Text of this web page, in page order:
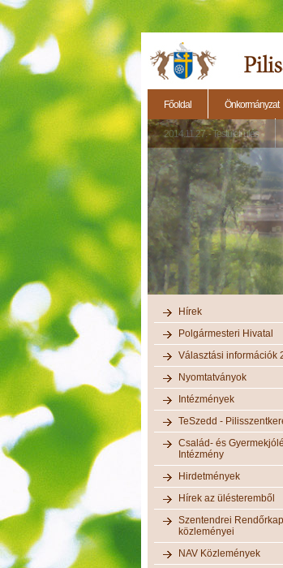
Főoldal Önkormányzat
2014.11.27. - Testületi ülés
Hírek
Polgármesteri Hivatal
Választási információk
Nyomtatványok
Intézmények
TeSzedd -
Család- és
Intézmény
Hirdetmények
Hírek az ülésteremből
Szentendrei
közleményei
NAV Közlemények